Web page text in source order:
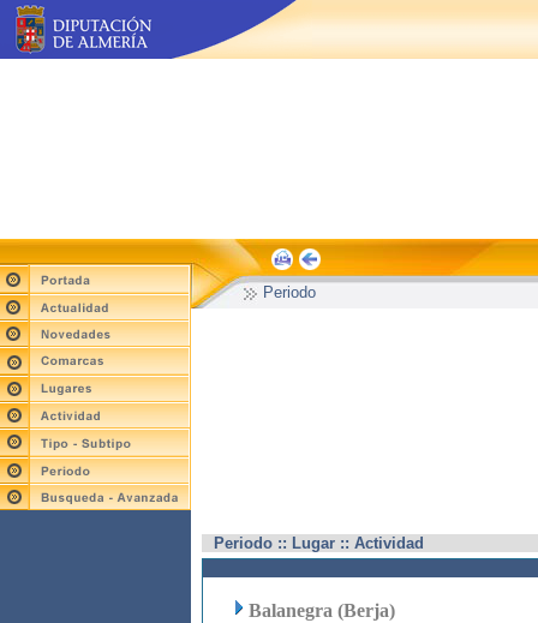
Periodo
Periodo :: Lugar :: Actividad
Balanegra (Berja)